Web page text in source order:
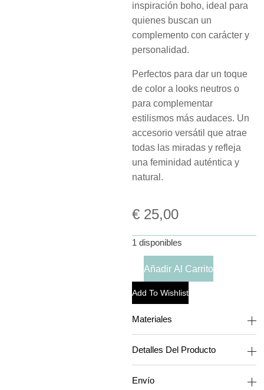
inspiración boho, ideal para
quienes buscan un
complemento con carácter y
personalidad.
Perfectos para dar un toque
de color a looks neutros o
para complementar
estilismos más audaces. Un
accesorio versátil que atrae
todas las miradas y refleja
una feminidad auténtica y
natural.
€ 25,00
1 disponibles
Añadir Al Carrito
Add To Wishlist
Materiales
Detalles Del Producto
Envío